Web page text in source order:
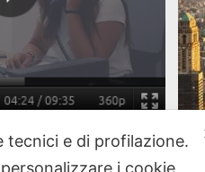
A
tecnici e di profilazione.
i cookie